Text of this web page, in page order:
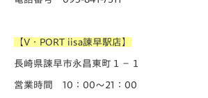
【V・PORT iisa諫早駅店】
長崎県諫早市永昌東町１−１
営業時間 10：00～21：00